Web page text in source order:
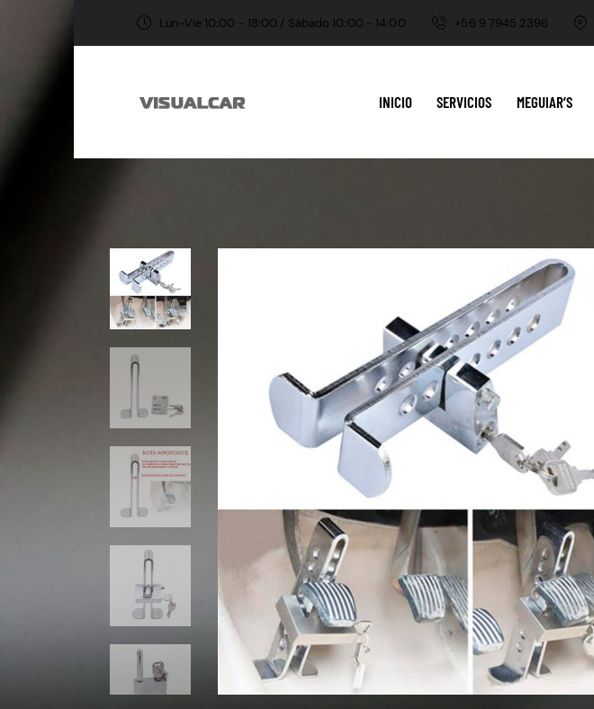
Lun-Vie 10:00 - 18:00 / Sábado 10:00 - 14:00 +56 9 7945 2396
INICIO SERVICIOS MEGUIAR’S